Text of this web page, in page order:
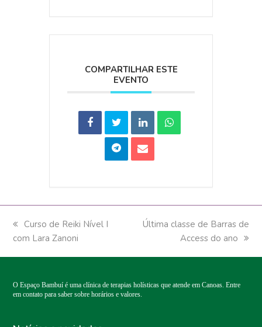
COMPARTILHAR ESTE
EVENTO
previous
post:
Curso de Reiki Nível I
com Lara Zanoni
next
Última classe de Barras de
Access do ano
O Espaço Bambuí é uma clínica de terapias holísticas que atende em Canoas. Entre
em contato para saber sobre horários e valores.